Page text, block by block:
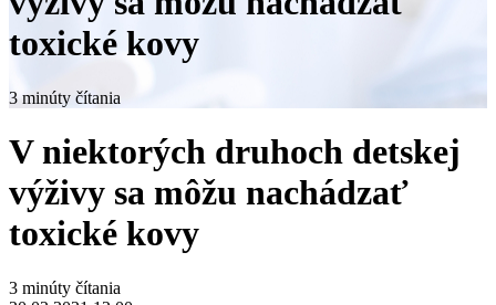
toxické kovy
3 minúty čítania
V niektorých druhoch detskej
výživy sa môžu nachádzať
toxické kovy
3 minúty čítania